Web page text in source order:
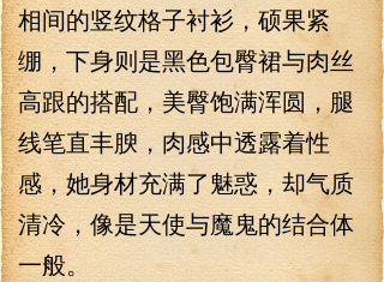
相间的竖纹格子衬衫，硕果紧
绷，下身则是黑色包臀裙与肉丝
高跟的搭配，美臀饱满浑圆，腿
线笔直丰腴，肉感中透露着性
感，她身材充满了魅惑，却气质
清冷，像是天使与魔鬼的结合体
一般。